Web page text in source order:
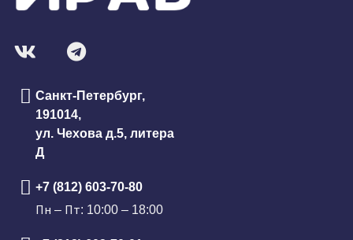
Санкт-Петербург,
191014,
ул. Чехова д.5, литера
Д
+7 (812) 603-70-80
Пн – Пт: 10:00 – 18:00